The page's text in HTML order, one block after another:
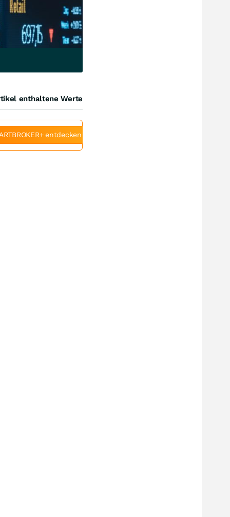
enthaltene Werte
entdecken